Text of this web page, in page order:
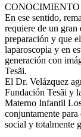
En ese sentido,
requiere de un
preparación y que
laparoscopia y en
generación con
Tesãi.
El Dr. Velázquez
Fundación Tesãi y
Materno Infantil
conjuntamente para
social y totalmente